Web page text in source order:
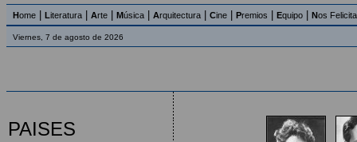
Home Literatura Arte Música Arquitectura Cine Premios Equipo Nos
Viernes, 7 de agosto de 2026
PAISES